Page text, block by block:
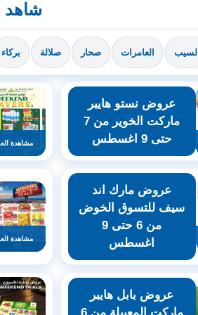
شاهد
السيب العامرات صحار صلالة بركاء
عروض نستو هايبر
ماركت الخوير من 7
حتى 9 اغسطس
مشاهدة
عروض مارك اند
سيف للتسوق الخوض
من 6 حتى 9
اغسطس
مشاهدة
عروض بابل هايبر
ماركت المعبيلة من 6